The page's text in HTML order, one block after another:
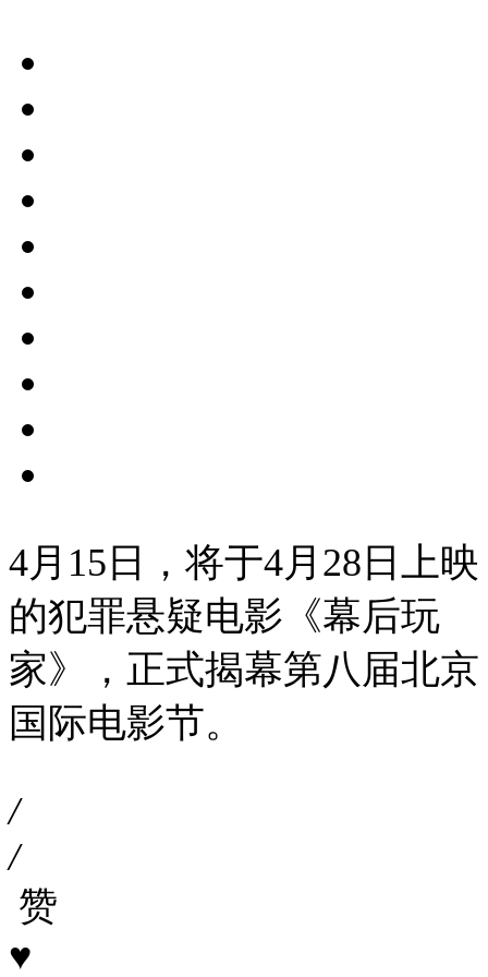
4月15日，将于4月28日上映
的犯罪悬疑电影《幕后玩
家》，正式揭幕第八届北京
国际电影节。
/
/
赞
♥